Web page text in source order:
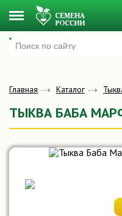
Меню
Главная Каталог
ТЫКВА БАБА
Подпишитесь на
когда он поступит в
Пользовательского соглашения